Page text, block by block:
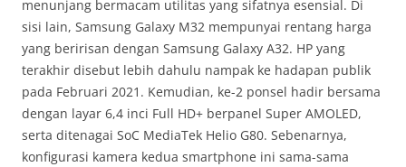
menunjang bermacam utilitas yang sifatnya esensial. Di
sisi lain, Samsung Galaxy M32 mempunyai rentang harga
yang beririsan dengan Samsung Galaxy A32. HP yang
terakhir disebut lebih dahulu nampak ke hadapan publik
pada Februari 2021. Kemudian, ke-2 ponsel hadir bersama
dengan layar 6,4 inci Full HD+ berpanel Super AMOLED,
serta ditenagai SoC MediaTek Helio G80. Sebenarnya,
konfigurasi kamera kedua smartphone ini sama-sama